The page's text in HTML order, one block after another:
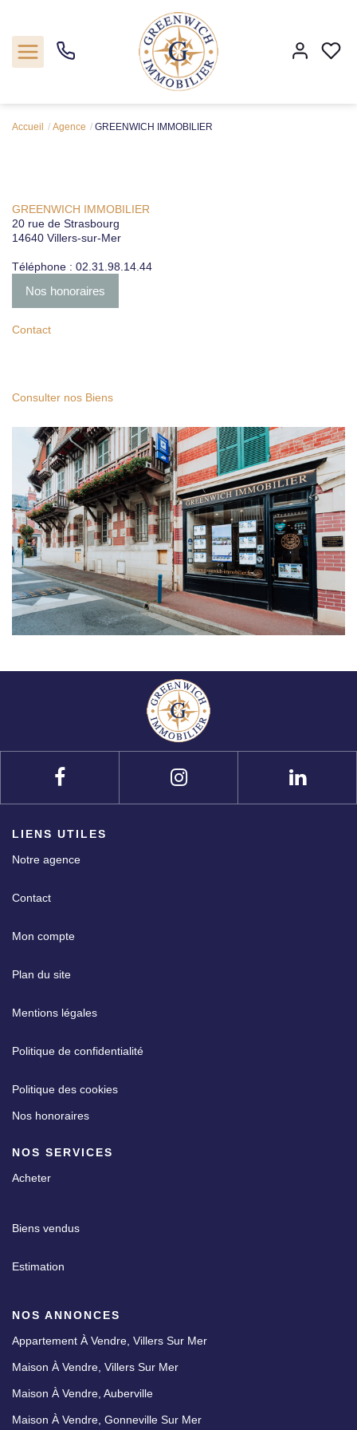
Estimer
Notre agence
Nos actualités
Accueil Agence GREENWICH IMMOBILIER
GREENWICH IMMOBILIER
20 rue de Strasbourg
14640 Villers-sur-Mer
Téléphone : 02.31.98.14.44
Nos honoraires
Contact
Consulter nos Biens
LIENS UTILES
Notre agence
Contact
Mon compte
Plan du site
Mentions légales
Politique de confidentialité
Politique des cookies
Nos honoraires
NOS SERVICES
Acheter
Biens vendus
Estimation
NOS ANNONCES
Appartement À Vendre, Villers Sur Mer
Maison À Vendre, Villers Sur Mer
Maison À Vendre, Auberville
Maison À Vendre, Gonneville Sur Mer